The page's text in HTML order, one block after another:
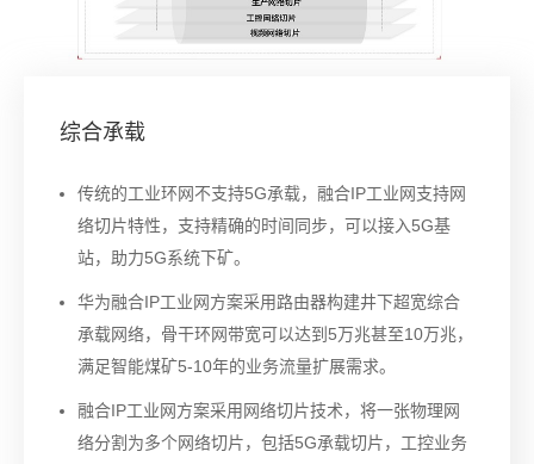
综合承载
传统的工业环网不支持5G承载，融合IP工业网支持网
络切片特性，支持精确的时间同步，可以接入5G基
站，助力5G系统下矿。
华为融合IP工业网方案采用路由器构建井下超宽综合
承载网络，骨干环网带宽可以达到5万兆甚至10万兆，
满足智能煤矿5-10年的业务流量扩展需求。
融合IP工业网方案采用网络切片技术，将一张物理网
络分割为多个网络切片，包括5G承载切片，工控业务